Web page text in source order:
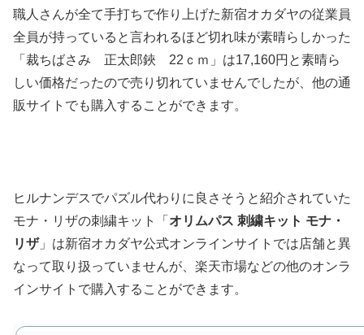
職人さんが全て手打ちで作り上げた新宿オカダヤの従業員
全員が持っていると言われるほど切れ味が素晴らしかった
「裁ちばさみ 正太郎鋏 22ｃｍ」は17,160円と素晴ら
しい価格だったので売り切れていませんでしたが、他の通
販サイトでも購入することができます。
ヒルナンデスでパズル代わりに良さそうと紹介されていた
モナ・リザの刺繍キット「 オリムパス 刺繍キット モナ・
リザ」は新宿オカダヤ公式オンラインサイトでは店舗と異
なって取り扱っていませんが、楽天市場などの他のオンラ
インサイトで購入することができます。